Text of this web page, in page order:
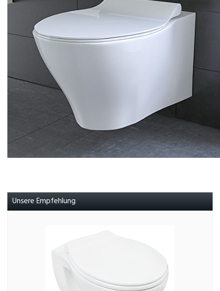
Unsere Empfehlung